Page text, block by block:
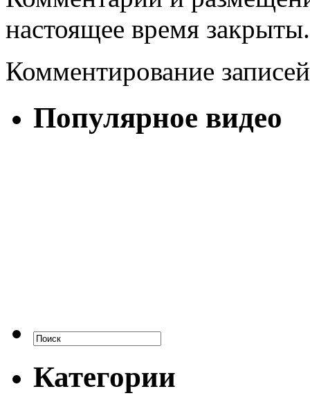
настоящее время закрыты.
Комментирование
Популярное видео
Категории